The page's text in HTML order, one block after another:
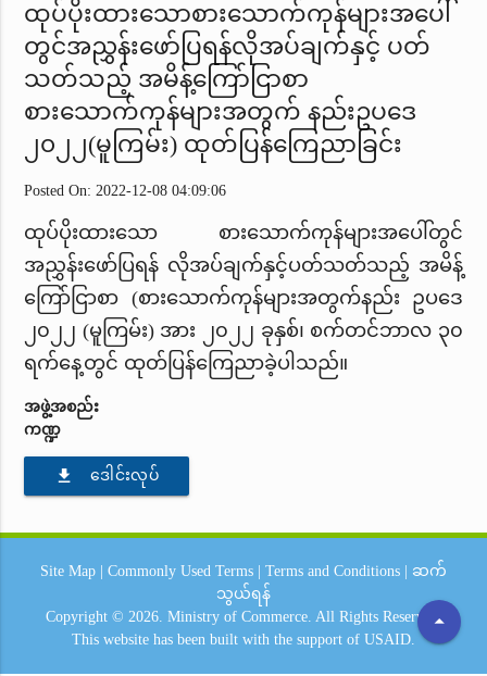
ထုပ်ပိုးထားသောစားသောက်ကုန်များအပေါ်
တွင်အညွှန်းဖော်ပြရန်လိုအပ်ချက်နှင့် ပတ်
သတ်သည့် အမိန့်ကြော်ငြာစာ
စားသောက်ကုန်များအတွက် နည်းဥပဒေ
၂၀၂၂(မူကြမ်း) ထုတ်ပြန်ကြေညာခြင်း
Posted On: 2022-12-08 04:09:06
ထုပ်ပိုးထားသော စားသောက်ကုန်များအပေါ်တွင်
အညွှန်းဖော်ပြရန် လိုအပ်ချက်နှင့်ပတ်သတ်သည့် အမိန့်
ကြော်ငြာစာ (စားသောက်ကုန်များအတွက်နည်း ဥပဒေ
၂၀၂၂ (မူကြမ်း) အား ၂၀၂၂ ခုနှစ်၊ စက်တင်ဘာလ ၃၀
ရက်နေ့တွင် ထုတ်ပြန်ကြေညာခဲ့ပါသည်။
အဖွဲ့အစည်း
ကဏ္ဍ
file_download ဒေါင်းလုပ်
arrow_drop_up
Site Map Commonly Used Terms Terms and Conditions
ဆက်
သွယ်ရန်
Copyright © 2026. Ministry of Commerce. All Rights Reserved.
This website has been built with the support of USAID.